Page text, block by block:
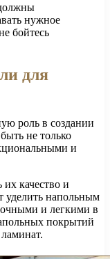
нужное
бойтесь
для
роль в создании
не только
и
качество и
уделить напольным
и легкими в
покрытий